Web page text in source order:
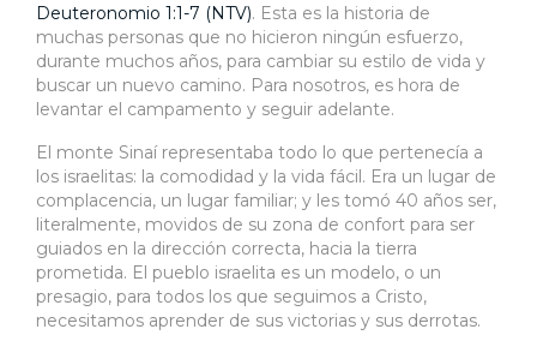
Deuteronomio 1:1-7 (NTV). Esta es la historia de
muchas personas que no hicieron ningún esfuerzo,
durante muchos años, para cambiar su estilo de vida y
buscar un nuevo camino. Para nosotros, es hora de
levantar el campamento y seguir adelante.
El monte Sinaí representaba todo lo que pertenecía a
los israelitas: la comodidad y la vida fácil. Era un lugar de
complacencia, un lugar familiar; y les tomó 40 años ser,
literalmente, movidos de su zona de confort para ser
guiados en la dirección correcta, hacia la tierra
prometida. El pueblo israelita es un modelo, o un
presagio, para todos los que seguimos a Cristo,
necesitamos aprender de sus victorias y sus derrotas.